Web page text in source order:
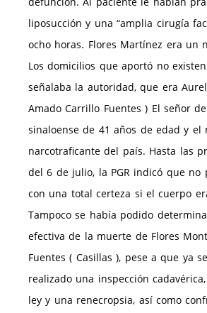
liposucción y una “amplia cirugía
ocho horas. Flores Martínez era un
Los domicilios que aportó no
señalaba la autoridad, que era
Amado Carrillo Fuentes ) El señor
sinaloense de 41 años de edad y el
narcotraficante del país. Hasta las
del 6 de julio, la PGR indicó que no
con una total certeza si el cuerpo
Tampoco se había podido
efectiva de la muerte de Flores
Fuentes ( Casillas ), pese a que ya
realizado una inspección
ley y una renecropsia, así como